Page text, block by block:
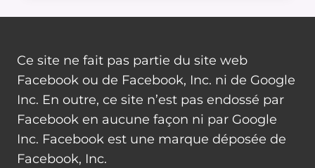
Ce site ne fait pas partie du site web
Facebook ou de Facebook, Inc. ni de Google
Inc. En outre, ce site n’est pas endossé par
Facebook en aucune façon ni par Google
Inc. Facebook est une marque déposée de
Facebook, Inc.